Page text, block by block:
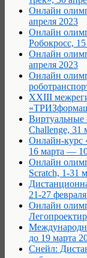
Онлайн
апреля 2023
Онлайн
Робокросс,
Онлайн
апреля 2023
Онлайн
XXIII
Виртуальные
Challenge, 31
Онлайн-курс
16 марта —
Онлайн
Scratch, 1-31
21-27
Онлайн
до 19 марта
Снейл: